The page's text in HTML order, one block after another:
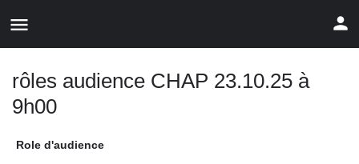
rôles audience CHAP 23.10.25 à
9h00
Role d'audience